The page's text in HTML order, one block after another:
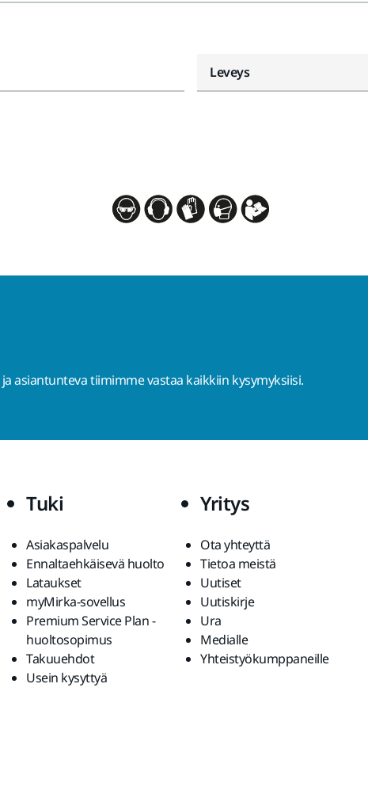
Leveys
ja asiantunteva tiimimme vastaa kaikkiin kysymyksiisi.
Tuki
Asiakaspalvelu
Ennaltaehkäisevä huolto
Lataukset
myMirka-sovellus
Premium Service Plan -
huoltosopimus
Takuuehdot
Usein kysyttyä
Yritys
Ota yhteyttä
Tietoa meistä
Uutiset
Uutiskirje
Ura
Medialle
Yhteistyökumppaneille